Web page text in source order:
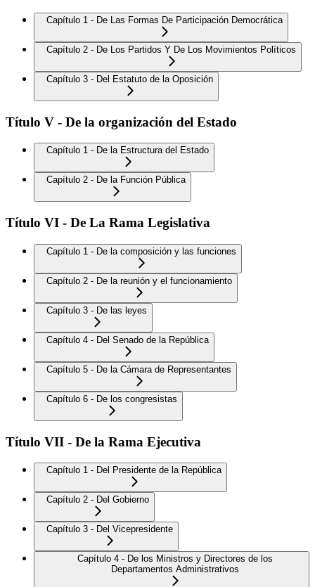
Capítulo 1 - De Las Formas De Participación Democrática
Capítulo 2 - De Los Partidos Y De Los Movimientos Políticos
Capítulo 3 - Del Estatuto de la Oposición
Título V - De la organización del Estado
Capítulo 1 - De la Estructura del Estado
Capítulo 2 - De la Función Pública
Título VI - De La Rama Legislativa
Capítulo 1 - De la composición y las funciones
Capítulo 2 - De la reunión y el funcionamiento
Capítulo 3 - De las leyes
Capítulo 4 - Del Senado de la República
Capítulo 5 - De la Cámara de Representantes
Capítulo 6 - De los congresistas
Título VII - De la Rama Ejecutiva
Capítulo 1 - Del Presidente de la República
Capítulo 2 - Del Gobierno
Capítulo 3 - Del Vicepresidente
Capítulo 4 - De los Ministros y Directores de los
Departamentos Administrativos